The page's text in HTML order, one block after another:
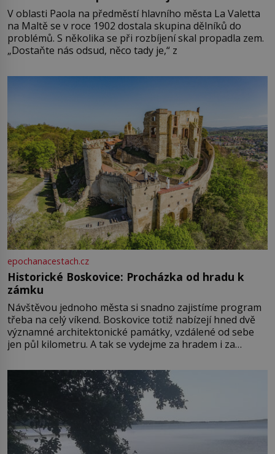
V oblasti Paola na předměstí hlavního města La Valetta
na Maltě se v roce 1902 dostala skupina dělníků do
problémů. S několika se při rozbíjení skal propadla zem.
„Dostaňte nás odsud, něco tady je,“ z
epochanacestach.cz
Historické Boskovice: Procházka od hradu k
zámku
Návštěvou jednoho města si snadno zajistíme program
třeba na celý víkend. Boskovice totiž nabízejí hned dvě
významné architektonické památky, vzdálené od sebe
jen půl kilometru. A tak se vydejme za hradem i za
Boskovice na okraji Drahanské vrchoviny vznikla někdy
ve13. století, a už v roce 1313 kronikáři zaznamenali